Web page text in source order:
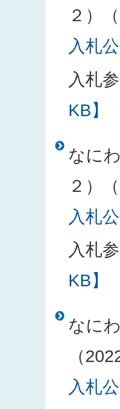
２）
入札
入札
KB】
なに
２）
入札
入札
KB】
なに
（
入札